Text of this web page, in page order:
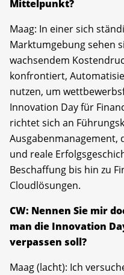
Mittelpunkt?
Maag: In einer sich
Marktumgebung sehen
wachsendem
konfrontiert,
nutzen, um
Innovation Day für
richtet sich an
Ausgabenmanagement,
und reale
Beschaffung bis hin zu
Cloudlösungen.
CW: Nennen Sie mir
man die Innovation
verpassen soll?
Maag (lacht): Ich